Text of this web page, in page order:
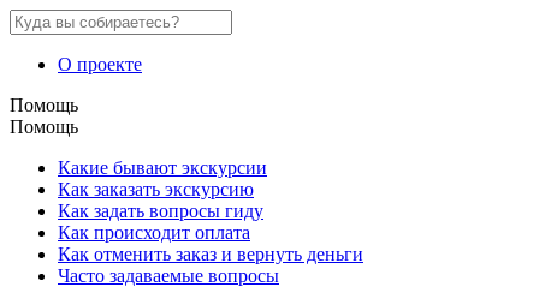
О проекте
Помощь
Помощь
Какие бывают экскурсии
Как заказать экскурсию
Как задать вопросы гиду
Как происходит оплата
Как отменить заказ и вернуть деньги
Часто задаваемые вопросы